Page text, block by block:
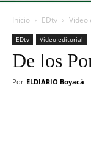
Inicio EDtv Video
EDtv Video editorial
De los
Por ELDIARIO Boyacá -